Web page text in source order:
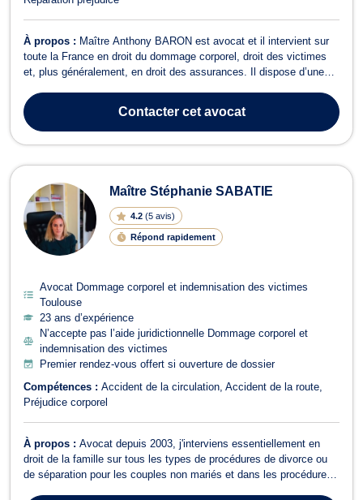
À propos : Maître Anthony BARON est avocat et il intervient sur
toute la France en droit du dommage corporel, droit des victimes
et, plus généralement, en droit des assurances. Il dispose d’une
victimes et d’indemnisation des préjudices corporels grâce aux
nombreux dossier...
Contactercet avocat
Maître Stéphanie SABATIE
4.2 (5 avis)
Répond rapidement
Avocat Dommage corporel et indemnisation des victimes
Toulouse
23 ans d’expérience
N’accepte pas l’aide juridictionnelle Dommage corporel et
indemnisation des victimes
Premier rendez-vous offert si ouverture de dossier
Compétences : Accident de la circulation Accident de la route
Préjudice corporel
À propos : Avocat depuis 2003, j'interviens essentiellement en
droit de la famille sur tous les types de procédures de divorce ou
de séparation pour les couples non mariés et dans les procédures